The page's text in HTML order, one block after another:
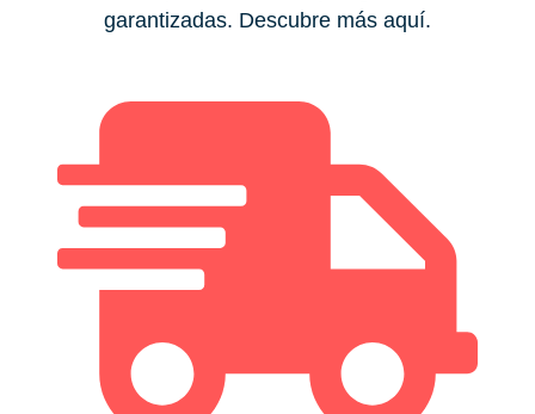
garantizadas. Descubre más aquí.